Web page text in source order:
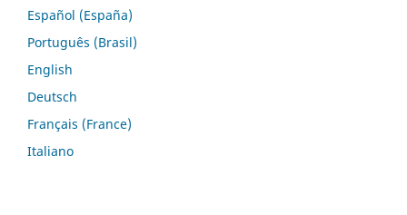
Español (España)
Português (Brasil)
English
Deutsch
Français (France)
Italiano